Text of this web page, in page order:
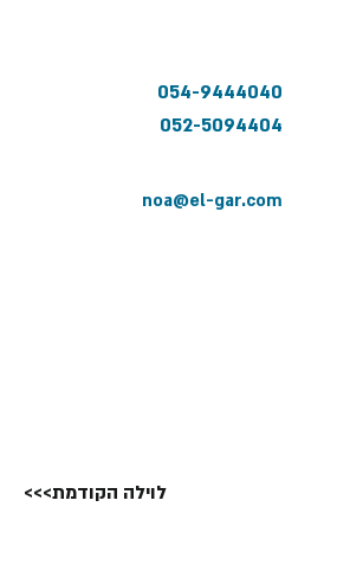
054-9444040
052-5094404
noa@el-gar.com
<<<לוילה הקודמת